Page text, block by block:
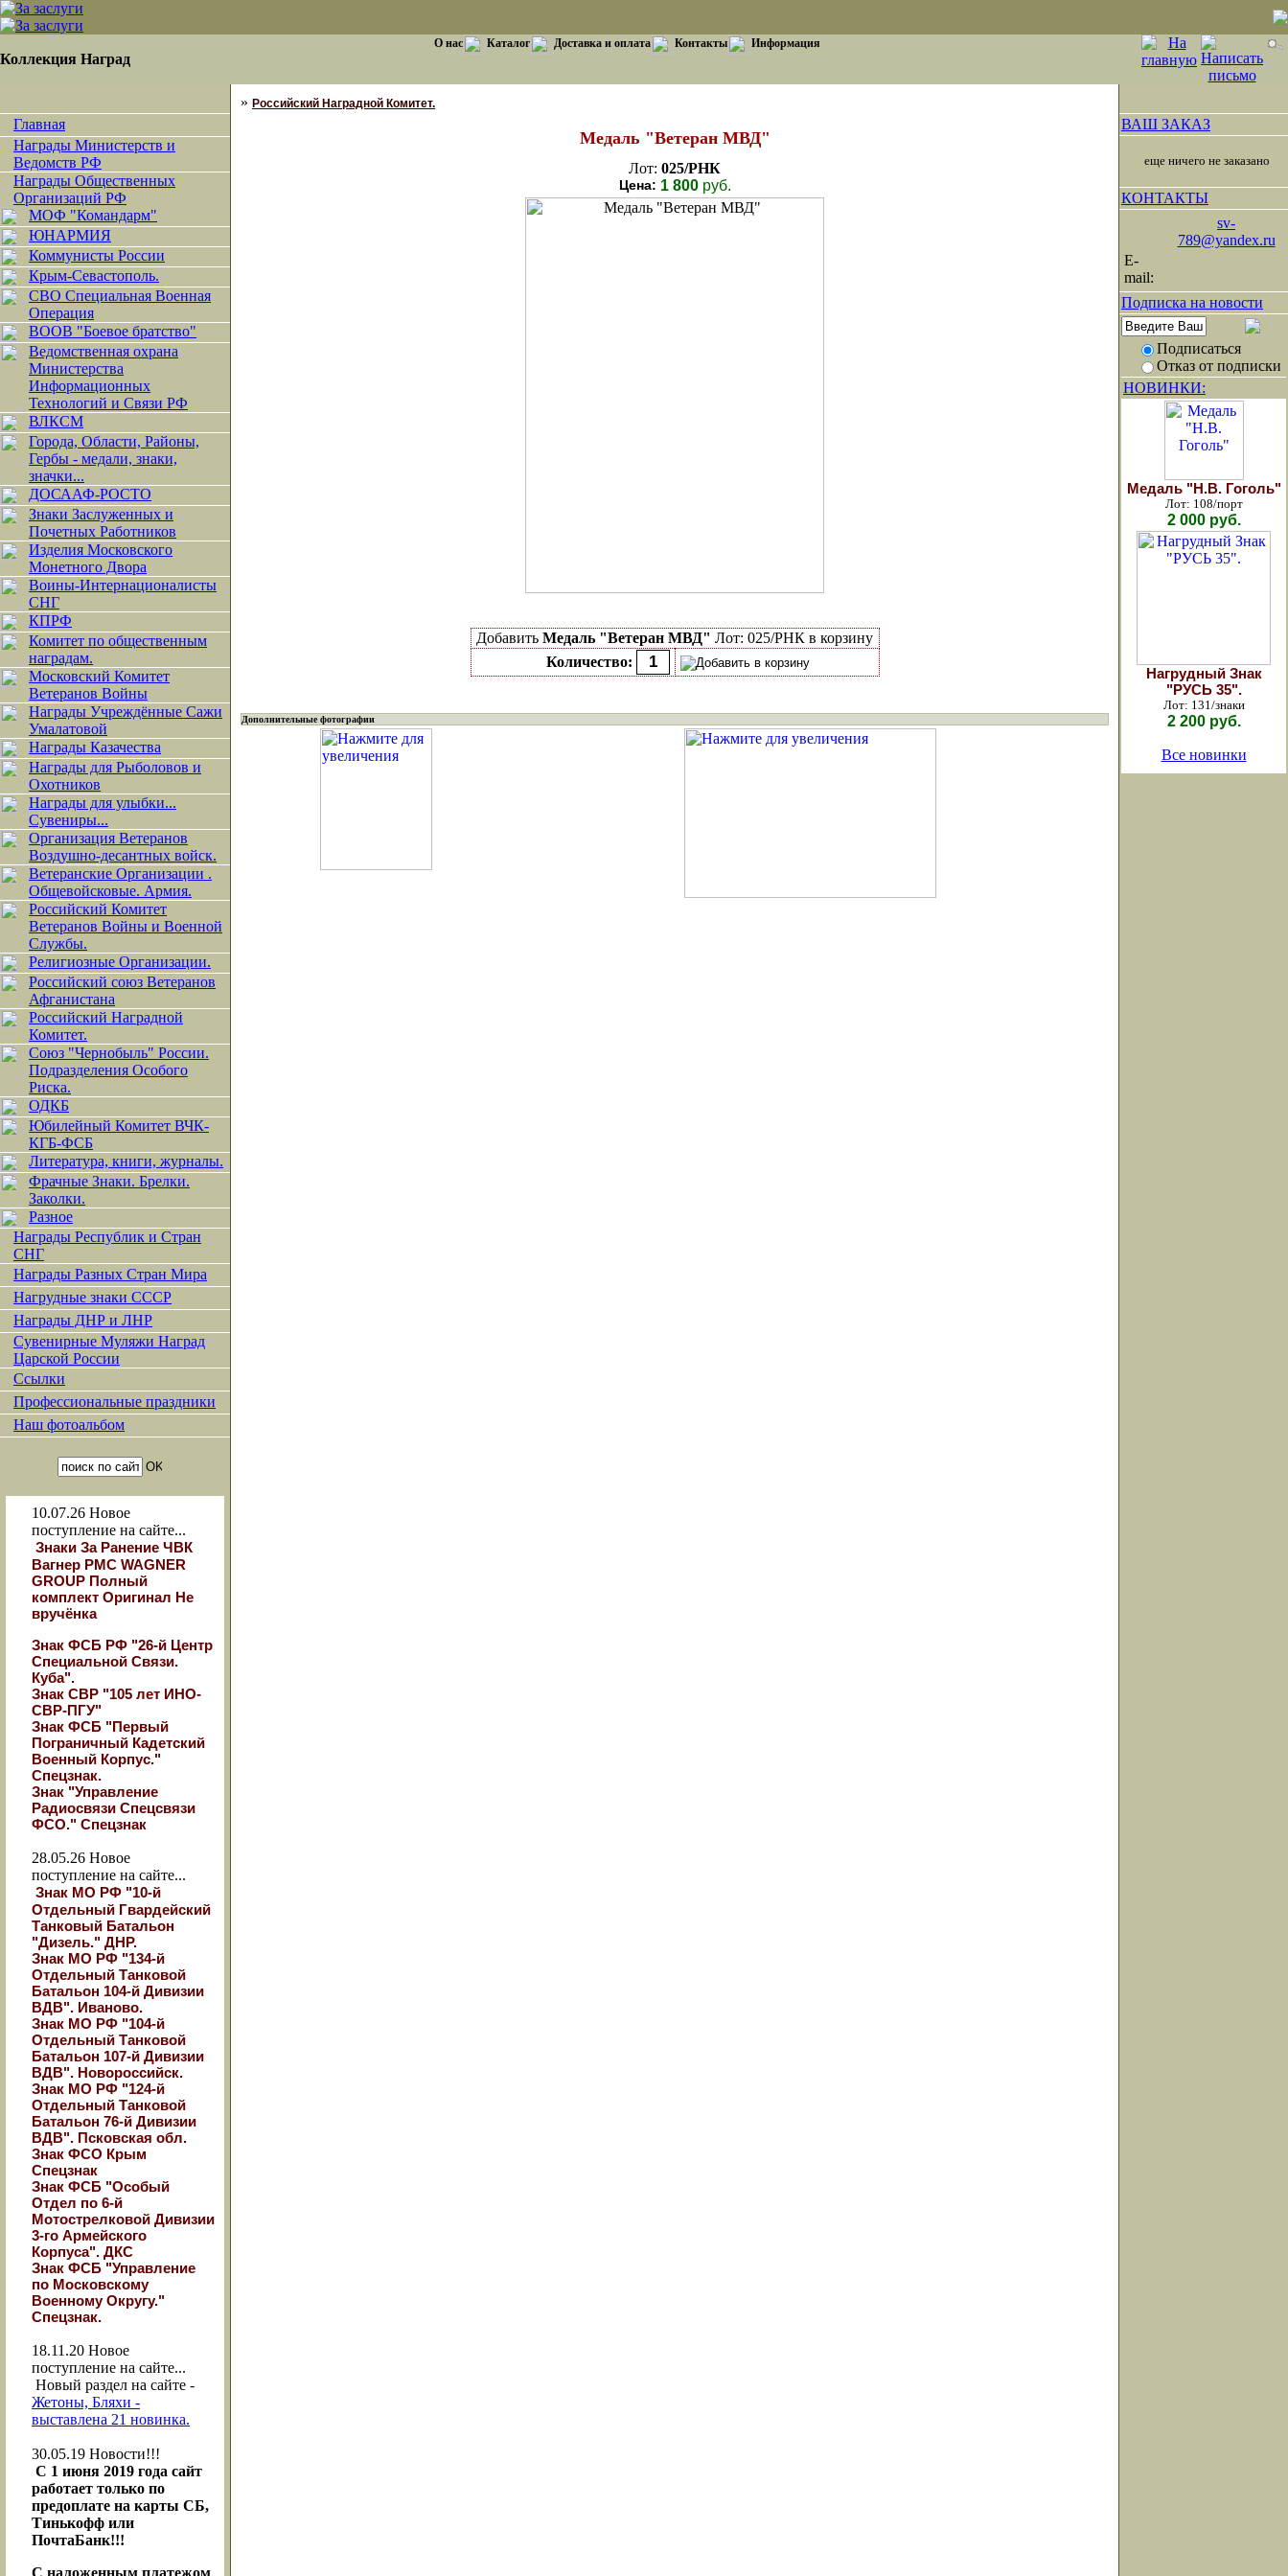
Коллекция Наград
О нас Каталог Доставка и оплата Контакты Информация
Главная
Награды Министерств и
Ведомств РФ
Награды Общественных
Организаций РФ
МОФ "Командарм"
ЮНАРМИЯ
Коммунисты России
Крым-Севастополь.
СВО Специальная Военная
Операция
ВООВ "Боевое братство"
Ведомственная охрана
Министерства
Информационных
Технологий и Связи РФ
ВЛКСМ
Города, Области, Районы,
Гербы - медали, знаки,
значки...
ДОСААФ-РОСТО
Знаки Заслуженных и
Почетных Работников
Изделия Московского
Монетного Двора
Воины-Интернационалисты
СНГ
КПРФ
Комитет по общественным
наградам.
Московский Комитет
Ветеранов Войны
Награды Учреждённые Сажи
Умалатовой
Награды Казачества
Награды для Рыболовов и
Охотников
Награды для улыбки...
Сувениры...
Организация Ветеранов
Воздушно-десантных войск.
Ветеранские Организации .
Общевойсковые. Армия.
Российский Комитет
Ветеранов Войны и Военной
Службы.
Религиозные Организации.
Российский союз Ветеранов
Афганистана
Российский Наградной
Комитет.
Союз "Чернобыль" России.
Подразделения Особого
Риска.
ОДКБ
Юбилейный Комитет ВЧК-
КГБ-ФСБ
Литература, книги, журналы.
Фрачные Знаки. Брелки.
Заколки.
Разное
Награды Республик и Стран
СНГ
Награды Разных Стран Мира
Нагрудные знаки СССР
Награды ДНР и ЛНР
Сувенирные Муляжи Наград
Царской России
Ссылки
Профессиональные праздники
Наш фотоальбом
10.07.26 Новое
поступление на сайте...
Знаки За Ранение ЧВК
Вагнер РМС WAGNER
GROUP Полный
комплект Оригинал Не
вручёнка
Знак ФСБ РФ "26-й Центр
Специальной Связи.
Куба".
Знак СВР "105 лет ИНО-
СВР-ПГУ"
Знак ФСБ "Первый
Пограничный Кадетский
Военный Корпус."
Спецзнак.
Знак "Управление
Радиосвязи Спецсвязи
ФСО." Спецзнак
28.05.26 Новое
поступление на сайте...
Знак МО РФ "10-й
Отдельный Гвардейский
Танковый Батальон
"Дизель." ДНР.
Знак МО РФ "134-й
Отдельный Танковой
Батальон 104-й Дивизии
ВДВ". Иваново.
Знак МО РФ "104-й
Отдельный Танковой
Батальон 107-й Дивизии
ВДВ". Новороссийск.
Знак МО РФ "124-й
Отдельный Танковой
Батальон 76-й Дивизии
ВДВ". Псковская обл.
Знак ФСО Крым
Спецзнак
Знак ФСБ "Особый
Отдел по 6-й
Мотострелковой Дивизии
3-го Армейского
Корпуса". ДКС
Знак ФСБ "Управление
по Московскому
Военному Округу."
Спецзнак.
18.11.20 Новое
поступление на сайте...
Новый раздел на сайте -
Жетоны, Бляхи -
выставлена 21 новинка.
30.05.19 Новости!!!
С 1 июня 2019 года сайт
работает только по
предоплате на карты СБ,
Тинькофф или
ПочтаБанк!!!
С наложенным платежом
» Российский Наградной Комитет.
Медаль "Ветеран МВД"
Лот: 025/РНК
Цена: 1 800руб.
Добавить Медаль "Ветеран МВД" Лот: 025/РНК в корзину
Количество:
Дополнительные фотографии
ВАШ ЗАКАЗ
еще ничего не заказано
КОНТАКТЫ
sv-
789@yandex.ru
E-
mail:
Подписка на новости
Подписаться
Отказ от подписки
НОВИНКИ:
Медаль "Н.В. Гоголь"
Лот: 108/порт
2 000 руб.
Нагрудный Знак
"РУСЬ 35".
Лот: 131/знаки
2 200 руб.
Все новинки